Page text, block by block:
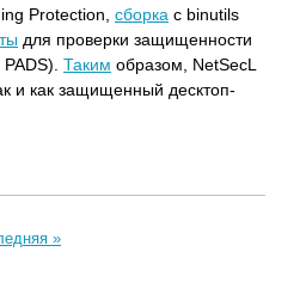
Protection, сборка с binutils
для проверки защищенности
Таким образом, NetSecL
и как защищенный десктоп-
»